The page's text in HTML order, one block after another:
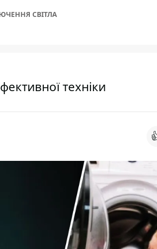
СВІТЛА
техніки